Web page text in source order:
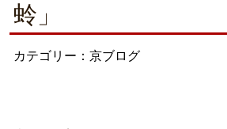
蛉」
カテゴリー：京ブログ